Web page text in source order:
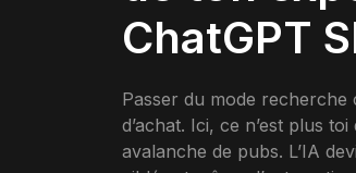
ChatGPT
Passer du mode
d’achat. Ici, ce n’est plus
avalanche de pubs. L’IA